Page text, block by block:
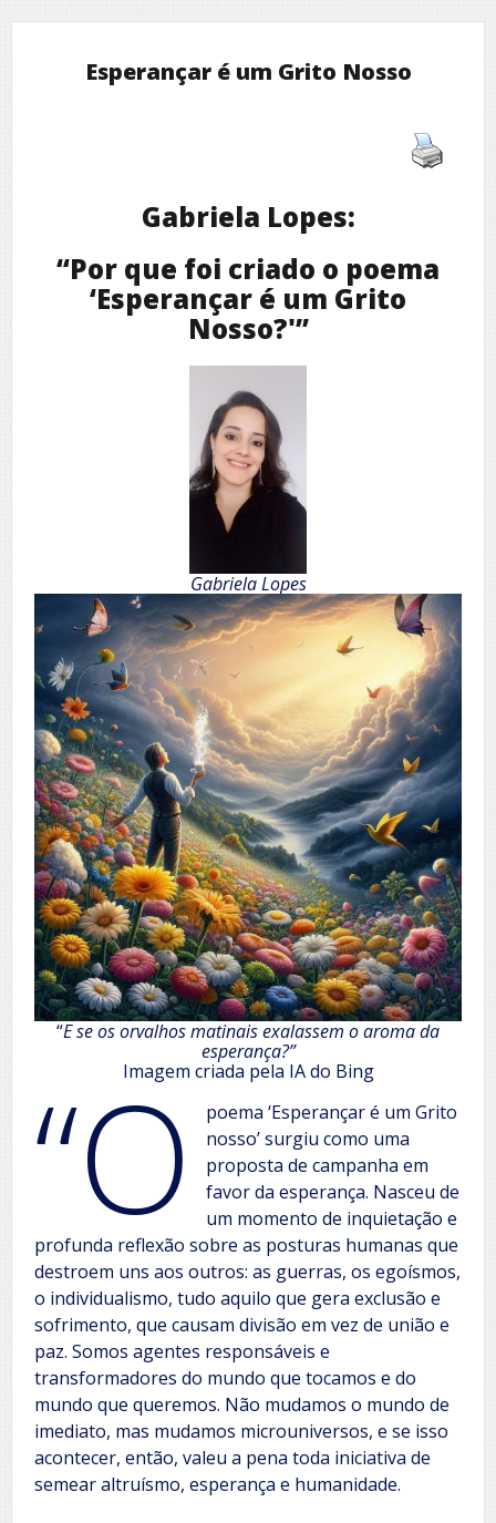
Esperançar é um Grito Nosso
Gabriela Lopes:
“Por que foi criado o poema
‘Esperançar é um Grito
Nosso?'”
Gabriela Lopes
“E se os orvalhos matinais exalassem o aroma da
esperança?”
Imagem criada pela IA do Bing
“O
poema ‘Esperançar é um Grito
nosso’ surgiu como uma
proposta de campanha em
favor da esperança. Nasceu de
um momento de inquietação e
profunda reflexão sobre as posturas humanas que
destroem uns aos outros: as guerras, os egoísmos,
o individualismo, tudo aquilo que gera exclusão e
sofrimento, que causam divisão em vez de união e
paz. Somos agentes responsáveis e
transformadores do mundo que tocamos e do
mundo que queremos. Não mudamos o mundo de
imediato, mas mudamos microuniversos, e se isso
acontecer, então, valeu a pena toda iniciativa de
semear altruísmo, esperança e humanidade.